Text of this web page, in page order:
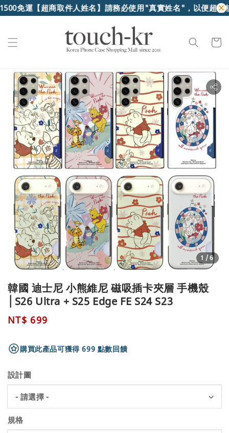
免運【超商取件人姓名】請務必使用"真實姓名"，以便超商核
1 /6
韓國 迪士尼 小熊維尼 磁吸插卡夾層 手機殼
│S26 Ultra + S25 Edge FE S24 S23
Regular
NT$ 699
購買此產品可獲得 699 點數回饋
設計圖
規格